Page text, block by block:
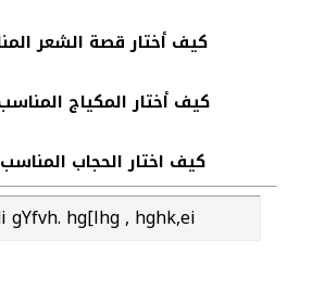
كيف أختار قصة الشعر
كيف أختار المكياج
كيف اختار الحجاب
gYfvh. hg[lhg , hghk,ei